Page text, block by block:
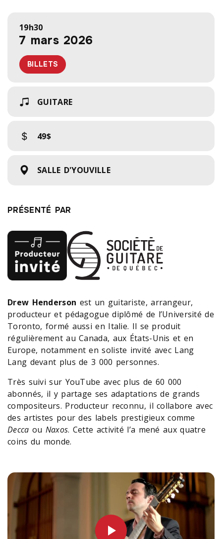
19h30
7 mars 2026
BILLETS
GUITARE
49$
SALLE D'YOUVILLE
PRÉSENTÉ PAR
Drew Henderson est un guitariste, arrangeur,
producteur et pédagogue diplômé de l’Université de
Toronto, formé aussi en Italie. Il se produit
régulièrement au Canada, aux États-Unis et en
Europe, notamment en soliste invité avec Lang
Lang devant plus de 3 000 personnes.
Très suivi sur YouTube avec plus de 60 000
abonnés, il y partage ses adaptations de grands
compositeurs. Producteur reconnu, il collabore avec
des artistes pour des labels prestigieux comme
Decca ou Naxos. Cette activité l’a mené aux quatre
coins du monde.